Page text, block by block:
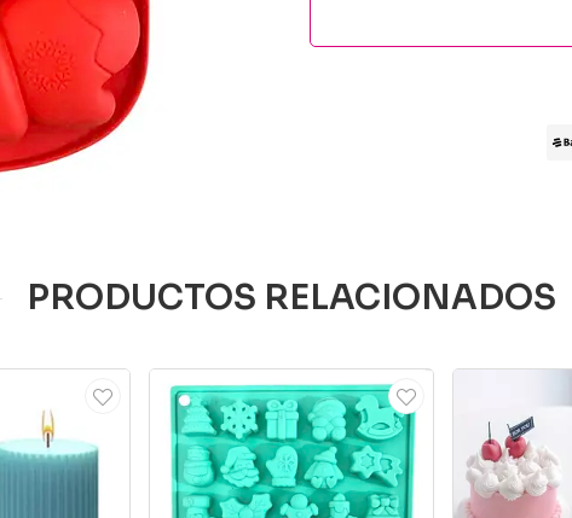
PRODUCTOS RELACIONADOS